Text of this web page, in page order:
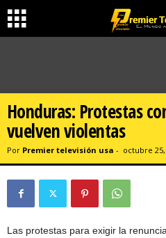
Honduras: Protestas
vuelven violentas
Por Premier televisión usa - octubre 25,
Las protestas para exigir la